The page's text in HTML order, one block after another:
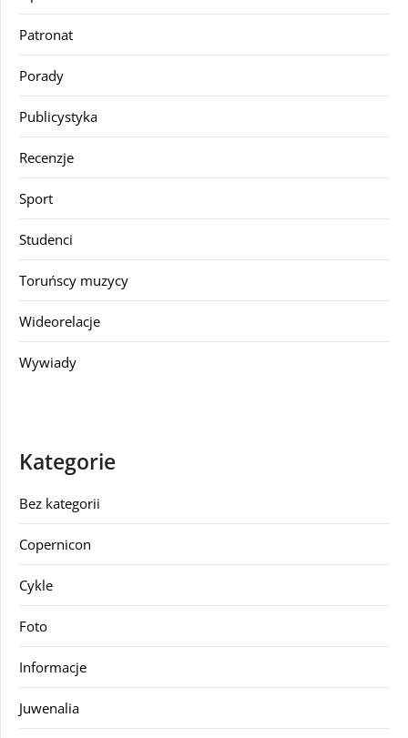
Patronat
Porady
Publicystyka
Recenzje
Sport
Studenci
Toruńscy muzycy
Wideorelacje
Wywiady
Kategorie
Bez kategorii
Copernicon
Cykle
Foto
Informacje
Juwenalia